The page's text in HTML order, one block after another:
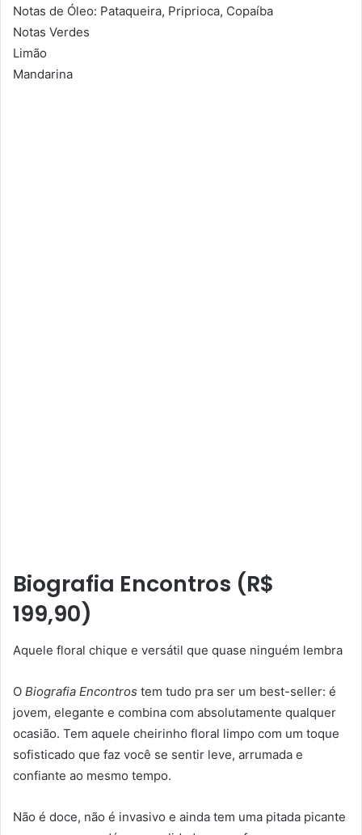
Notas de Óleo: Pataqueira, Priprioca, Copaíba
Notas Verdes
Limão
Mandarina
Biografia Encontros (R$
199,90)
Aquele floral chique e versátil que quase ninguém lembra
O Biografia Encontros tem tudo pra ser um best-seller: é
jovem, elegante e combina com absolutamente qualquer
ocasião. Tem aquele cheirinho floral limpo com um toque
sofisticado que faz você se sentir leve, arrumada e
confiante ao mesmo tempo.
Não é doce, não é invasivo e ainda tem uma pitada picante